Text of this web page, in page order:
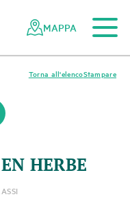
MAPPA
Stampare
Torna all'elenco
HERBE